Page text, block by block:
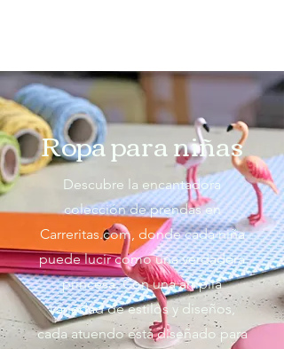
Ropa para niñas
Descubre la encantadora
colección de prendas en
Carreritas.com, donde cada niña
puede lucir como una verdadera
princesa. Con una amplia
variedad de estilos y diseños,
cada atuendo está diseñado para